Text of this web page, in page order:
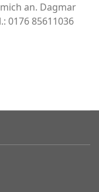
an. Dagmar
0176 85611036